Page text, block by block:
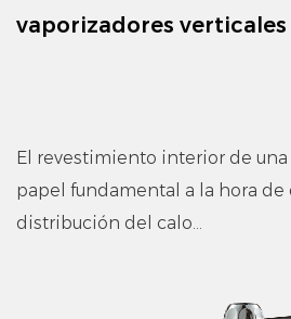
vaporizadores
El revestimiento interior de una
papel fundamental a la hora
distribución del calo...